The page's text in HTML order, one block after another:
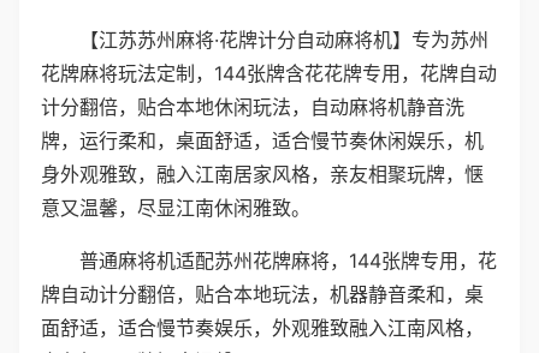
【江苏苏州麻将·花牌计分自动麻将机】专为苏州
花牌麻将玩法定制，144张牌含花花牌专用，花牌自动
计分翻倍，贴合本地休闲玩法，自动麻将机静音洗
牌，运行柔和，桌面舒适，适合慢节奏休闲娱乐，机
身外观雅致，融入江南居家风格，亲友相聚玩牌，惬
意又温馨，尽显江南休闲雅致。
普通麻将机适配苏州花牌麻将，144张牌专用，花
牌自动计分翻倍，贴合本地玩法，机器静音柔和，桌
面舒适，适合慢节奏娱乐，外观雅致融入江南风格，